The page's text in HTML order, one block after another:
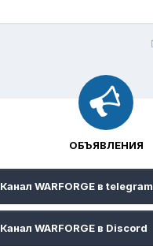
ОБЪЯВЛЕНИЯ
Канал WARFORGE в telegram
Канал WARFORGE в Discord